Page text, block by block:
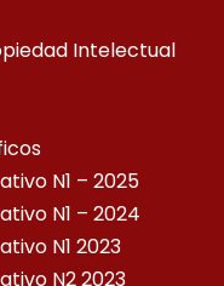
Intelectual
N1 – 2025
N1 – 2024
N1 2023
N2 2023